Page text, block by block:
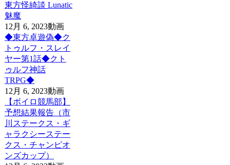
東方怪綺談 Lunatic
魅魔
12月 6, 2023動画
◆東方卓遊偽◆ク
トゥルフ・スレイ
ヤー第1話◆クト
ゥルフ神話
TRPG◆
12月 6, 2023動画
【ボイロ競馬部】
予想結果報告（市
川ステークス・ギ
ャラクシーステー
クス・チャンピオ
ンズカップ）